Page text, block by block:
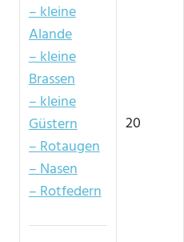
– kleine
Alande
– kleine
Brassen
– kleine
Güstern
– Rotaugen
– Nasen
– Rotfedern
20